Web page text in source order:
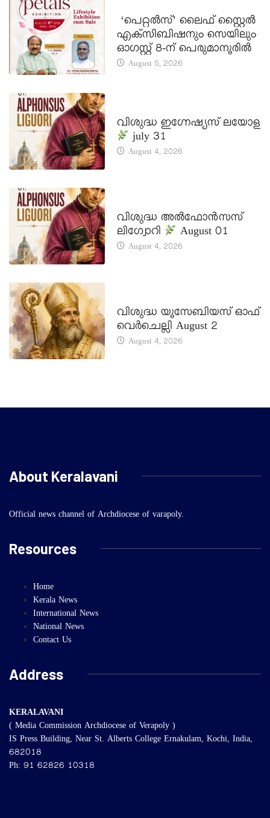
‘പെറ്റൽസ്’ ലൈഫ് സ്റ്റൈൽ
എക്സിബിഷനും സെയിലും
ഓഗസ്റ്റ് 8-ന് പെരുമാനൂരിൽ
August 5, 2026
വിശുദ്ധ ഇഗ്നേഷ്യസ് ലയോള
july 31
August 4, 2026
വിശുദ്ധ അൽഫോൻസസ്
ലിഗ്വോറി
August 01
August 4, 2026
വിശുദ്ധ യൂസേബിയസ് ഓഫ്
വെർചെല്ലി August 2
August 4, 2026
About Keralavani
Official news channel of Archdiocese of varapoly.
Resources
Home
Kerala News
International News
National News
Contact Us
Address
KERALAVANI
( Media Commission Archdiocese of Verapoly )
IS Press Building, Near St. Alberts College Ernakulam, Kochi, India,
682018
Ph: 91 62826 10318